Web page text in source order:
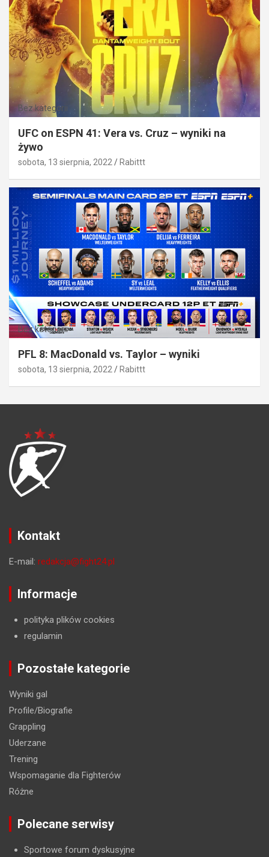
Bez kategorii
UFC on ESPN 41: Vera vs. Cruz – wyniki na
żywo
sobota, 13 sierpnia, 2022 Rabittt
Bez kategorii
PFL 8: MacDonald vs. Taylor – wyniki
sobota, 13 sierpnia, 2022 Rabittt
Kontakt
E-mail: redakcja@fight24.pl
Informacje
polityka plików cookies
regulamin
Pozostałe kategorie
Wyniki gal
Profile/Biografie
Grappling
Uderzane
Trening
Wspomaganie dla Fighterów
Różne
Polecane serwisy
Sportowe forum dyskusyjne